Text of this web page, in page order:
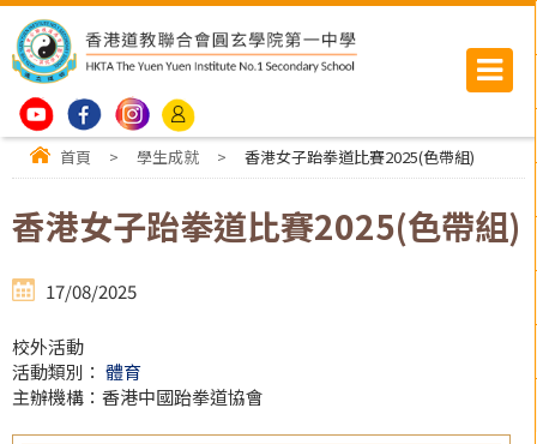
首頁 > 學生成就 > 香港女子跆拳道比賽2025(色帶組)
香港女子跆拳道比賽2025(色帶組)
17/08/2025
校外活動
活動類別： 體育
主辦機構：香港中國跆拳道協會